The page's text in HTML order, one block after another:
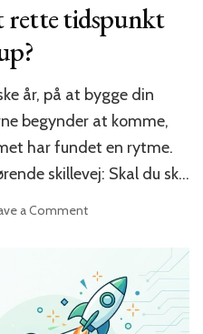
rette tidspunkt
år, på at bygge din
begynder at komme,
har fundet en rytme.
skillevej: Skal du sk…
a Commenton
det
rette
tidspunkt